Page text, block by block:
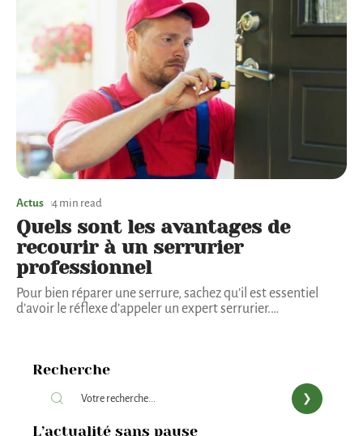
Actus 4 min read
Quels sont les avantages de
recourir à un serrurier
professionnel
Pour bien réparer une serrure, sachez qu’il est essentiel
d’avoir le réflexe d’appeler un expert serrurier.…
Recherche
L’actualité sans pause